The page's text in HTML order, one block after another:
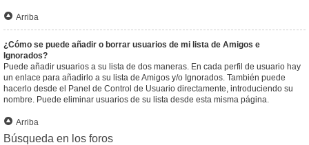
Arriba
¿Cómo se puede añadir o borrar usuarios de mi lista de Amigos e
Ignorados?
Puede añadir usuarios a su lista de dos maneras. En cada perfil de usuario hay
un enlace para añadirlo a su lista de Amigos y/o Ignorados. También puede
hacerlo desde el Panel de Control de Usuario directamente, introduciendo su
nombre. Puede eliminar usuarios de su lista desde esta misma página.
Arriba
Búsqueda en los foros